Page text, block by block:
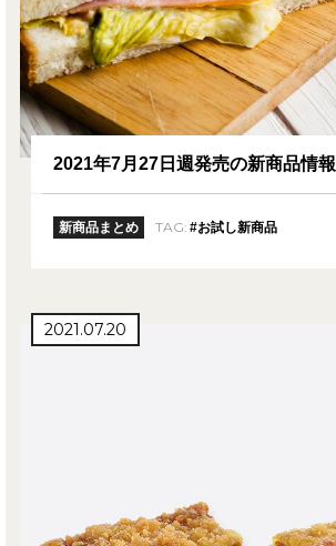
2021年7月27日週発売の新商品情報
新商品まとめ TAG: #お試し新商品
2021.07.20